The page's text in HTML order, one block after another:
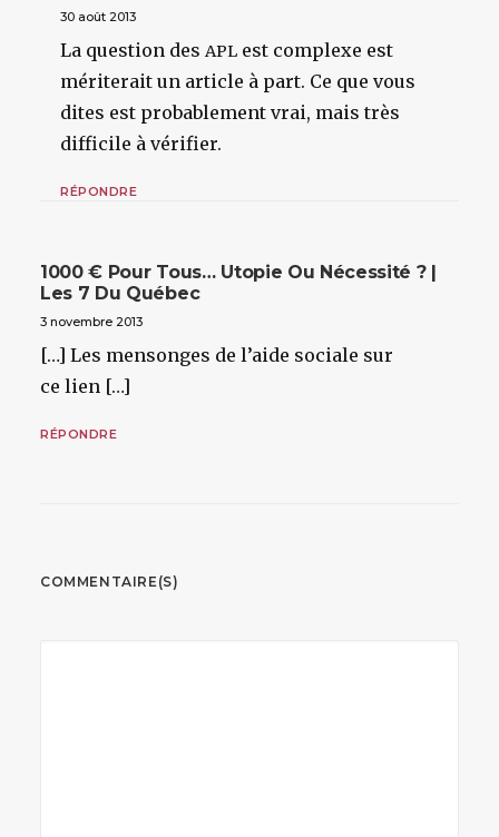
30 août 2013
La question des APL est complexe est
mériterait un article à part. Ce que vous
dites est probablement vrai, mais très
difficile à vérifier.
RÉPONDRE
1000 € Pour Tous… Utopie Ou Nécessité ? |
Les 7 Du Québec
3 novembre 2013
[…] Les mensonges de l’aide sociale sur
ce lien […]
RÉPONDRE
COMMENTAIRE(S)